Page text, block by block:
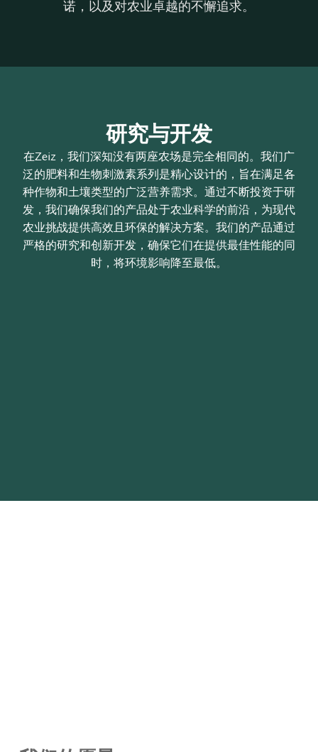
诺，以及对农业卓越的不懈追求。
研究与开发
在Zeiz，我们深知没有两座农场是完全相同的。我们广
泛的肥料和生物刺激素系列是精心设计的，旨在满足各
种作物和土壤类型的广泛营养需求。通过不断投资于研
发，我们确保我们的产品处于农业科学的前沿，为现代
农业挑战提供高效且环保的解决方案。我们的产品通过
严格的研究和创新开发，确保它们在提供最佳性能的同
时，将环境影响降至最低。